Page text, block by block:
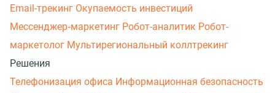
Email-трекинг Окупаемость инвестиций
Мессенджер‑маркетинг Робот-аналитик Робот-
маркетолог Мультирегиональный коллтрекинг
Решения
Телефонизация офиса Информационная безопасность